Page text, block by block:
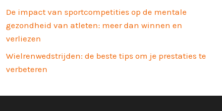
De impact van sportcompetities op de mentale
gezondheid van atleten: meer dan winnen en
verliezen
Wielrenwedstrijden: de beste tips om je prestaties te
verbeteren